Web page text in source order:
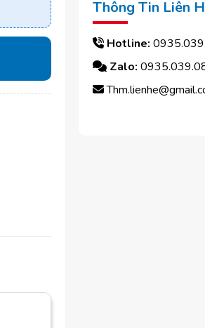
Thông Tin Liên
Hotline:
Zalo: